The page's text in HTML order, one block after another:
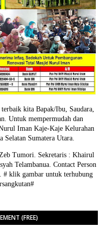
kita Bapak/Ibu, Saudara,
Untuk mempermudah dan
Iman Kaje-Kaje Kelurahan
Selatan Sumatera Utara.
Tumori. Sekretaris : Khairul
Telambanua. Contact Person
# klik gambar untuk terhubung
(FREE)